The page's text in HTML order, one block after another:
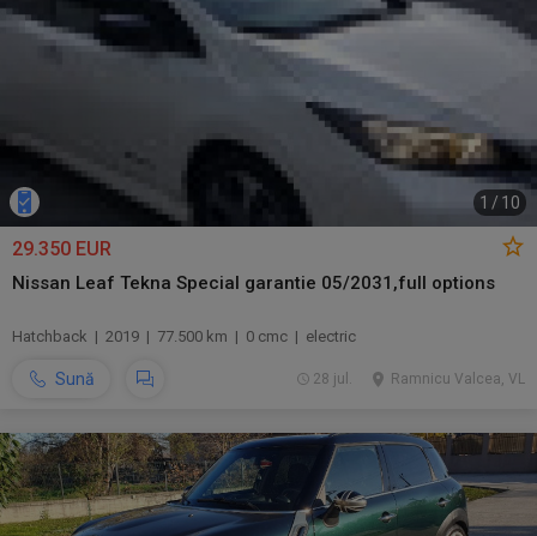
1 / 10
29.350 EUR
Nissan Leaf Tekna Special garantie 05/2031,full options
Hatchback | 2019 | 77.500 km | 0 cmc | electric
Sună Ramnicu Valcea, VL
28 jul.